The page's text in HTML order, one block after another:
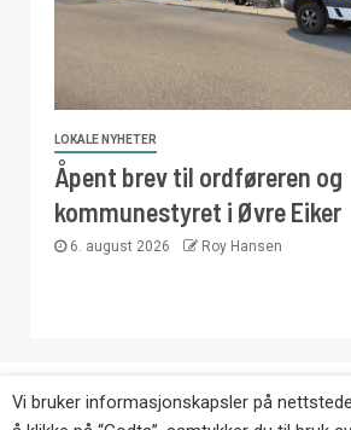
LOKALE NYHETER
Åpent brev til ordføreren og
kommunestyret i Øvre Eiker
6. august 2026 Roy Hansen
Copyright © Eikernytt.no
Vi bruker informasjonskapsler på